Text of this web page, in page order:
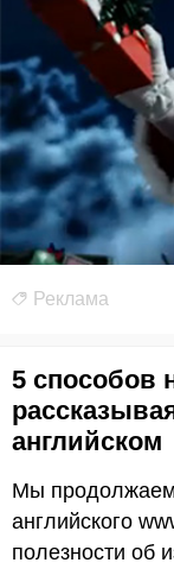
Реклама
5 способов
английском
Мы
английского
полезности об